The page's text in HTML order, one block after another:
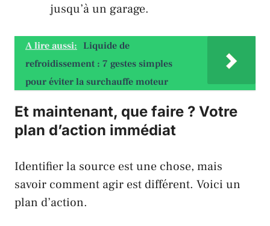
jusqu’à un garage.
A lire aussi: Liquide de
refroidissement : 7 gestes simples
pour éviter la surchauffe moteur
Et maintenant, que faire ? Votre
plan d’action immédiat
Identifier la source est une chose, mais
savoir comment agir est différent. Voici un
plan d’action.